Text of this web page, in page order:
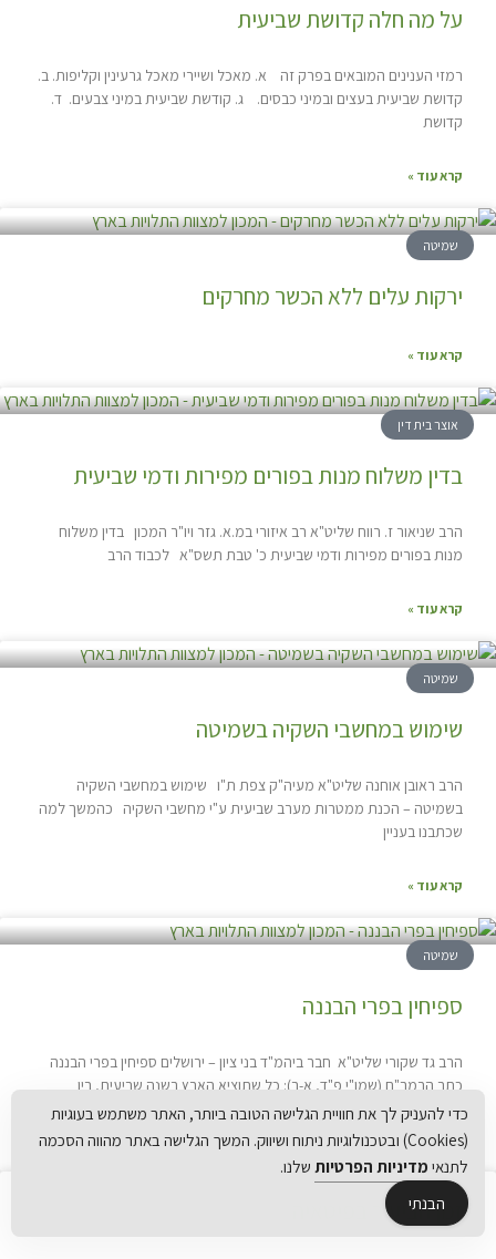
על מה חלה קדושת שביעית
רמזי הענינים המובאים בפרק זה א. מאכל ושיירי מאכל גרעינין וקליפות. ב.
קדושת שביעית בעצים ובמיני כבסים. ג. קודשת שביעית במיני צבעים. ד.
קדושת
קרא עוד »
שמיטה
ירקות עלים ללא הכשר מחרקים
קרא עוד »
אוצר בית דין
בדין משלוח מנות בפורים מפירות ודמי שביעית
הרב שניאור ז. רווח שליט"א רב איזורי במ.א. גזר ויו"ר המכון בדין משלוח
מנות בפורים מפירות ודמי שביעית כ' טבת תשס"א לכבוד הרב
קרא עוד »
שמיטה
שימוש במחשבי השקיה בשמיטה
הרב ראובן אוחנה שליט"א מעיה"ק צפת ת"ו שימוש במחשבי השקיה
בשמיטה – הכנת ממטרות מערב שביעית ע"י מחשבי השקיה כהמשך למה
שכתבנו בעניין
קרא עוד »
שמיטה
ספיחין בפרי הבננה
הרב גד שקורי שליט"א חבר ביהמ"ד בני ציון – ירושלים ספיחין בפרי הבננה
כתב הרמב"ם (שמו"י פ"ד, א-ב): כל שתוציא הארץ בשנה שביעית, בין
קרא עוד »
זמן הביעור בפיטאיה
כדי להעניק לך את חוויית הגלישה הטובה ביותר, האתר משתמש בעוגיות
(Cookies) ובטכנולוגיות ניתוח ושיווק. המשך הגלישה באתר מהווה הסכמה
לתנאי מדיניות הפרטיות שלנו.
הבנתי